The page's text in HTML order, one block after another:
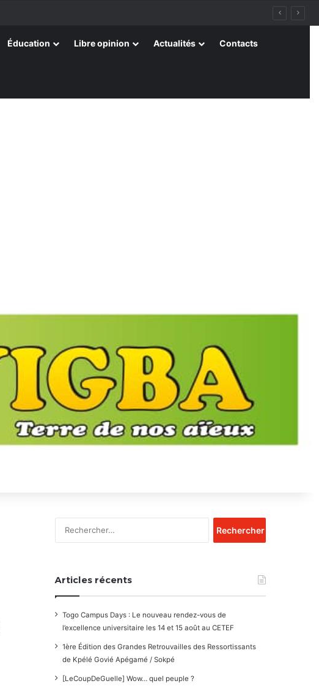
Éducation Libre opinion Actualités Contacts
Articles récents
Togo Campus Days : Le nouveau rendez-vous de
l’excellence universitaire les 14 et 15 août au CETEF
1ère Édition des Grandes Retrouvailles des Ressortissants
de Kpélé Govié Apégamé / Sokpé
[LeCoupDeGuelle] Wow… quel peuple ?